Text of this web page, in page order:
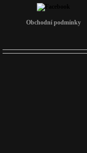
Obchodní podmínky